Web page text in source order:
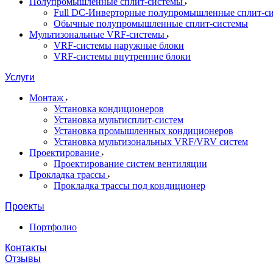
Full DC-Инверторные полупромышленные сплит-
Обычные полупромышленные сплит-системы
Мультизональные VRF-системы
VRF-системы наружные блоки
VRF-системы внутренние блоки
Услуги
Монтаж
Установка кондиционеров
Установка мультисплит-систем
Установка промышленных кондиционеров
Установка мультизональных VRF/VRV систем
Проектирование
Проектирование систем вентиляции
Прокладка трассы
Прокладка трассы под кондиционер
Проекты
Портфолио
Контакты
Отзывы